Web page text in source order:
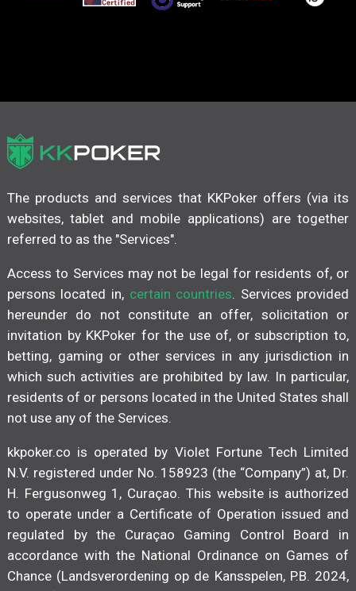
The products and services that KKPoker offers (via its
websites, tablet and mobile applications) are together
referred to as the "Services".
Access to Services may not be legal for residents of, or
persons located in, certain countries. Services provided
hereunder do not constitute an offer, solicitation or
invitation by KKPoker for the use of, or subscription to,
betting, gaming or other services in any jurisdiction in
which such activities are prohibited by law. In particular,
residents of or persons located in the United States shall
not use any of the Services.
kkpoker.co is operated by Violet Fortune Tech Limited
N.V. registered under No. 158923 (the “Company”) at, Dr.
H. Fergusonweg 1, Curaçao. This website is authorized
to operate under a Certificate of Operation issued and
regulated by the Curaçao Gaming Control Board in
accordance with the National Ordinance on Games of
Chance (Landsverordening op de Kansspelen, P.B. 2024,